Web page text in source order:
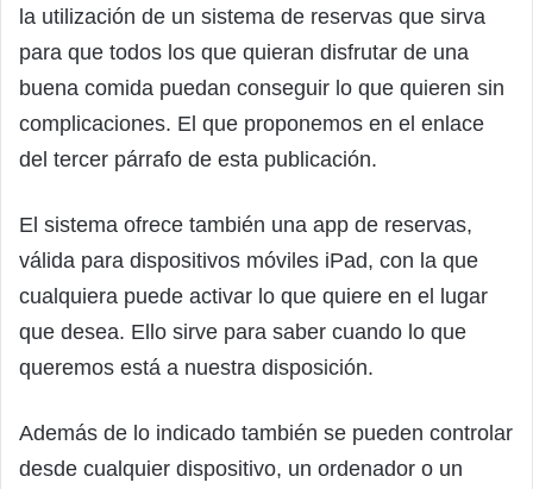
la utilización de un sistema de reservas que sirva
para que todos los que quieran disfrutar de una
buena comida puedan conseguir lo que quieren sin
complicaciones. El que proponemos en el enlace
del tercer párrafo de esta publicación.
El sistema ofrece también una app de reservas,
válida para dispositivos móviles iPad, con la que
cualquiera puede activar lo que quiere en el lugar
que desea. Ello sirve para saber cuando lo que
queremos está a nuestra disposición.
Además de lo indicado también se pueden controlar
desde cualquier dispositivo, un ordenador o un